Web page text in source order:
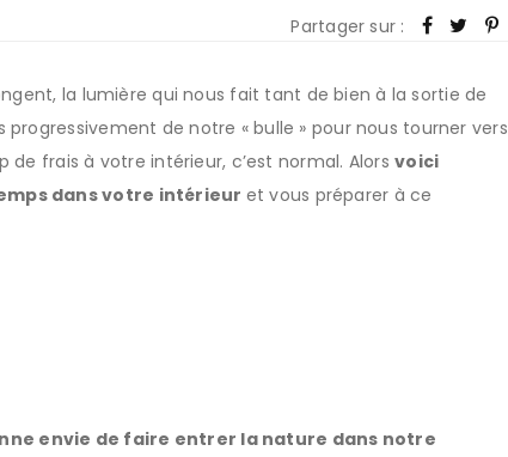
Partager sur :
la lumière qui nous fait tant de bien à la sortie de
de notre « bulle » pour nous tourner vers
de frais à votre intérieur, c’est normal. Alorsvoici
dans votre intérieur et vous préparer à ce
envie de faire entrer la nature dans notre